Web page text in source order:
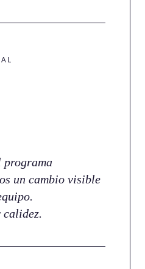
programa
un cambio visible
calidez.